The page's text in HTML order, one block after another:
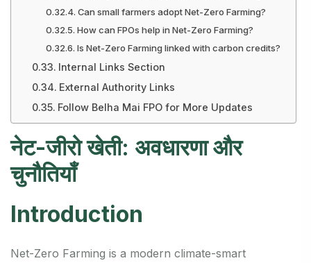
Can small farmers adopt Net-Zero Farming?
How can FPOs help in Net-Zero Farming?
Is Net-Zero Farming linked with carbon credits?
Internal Links Section
External Authority Links
Follow Belha Mai FPO for More Updates
नेट-जीरो खेती: अवधारणा और
चुनौतियाँ
Introduction
Net-Zero Farming is a modern climate-smart